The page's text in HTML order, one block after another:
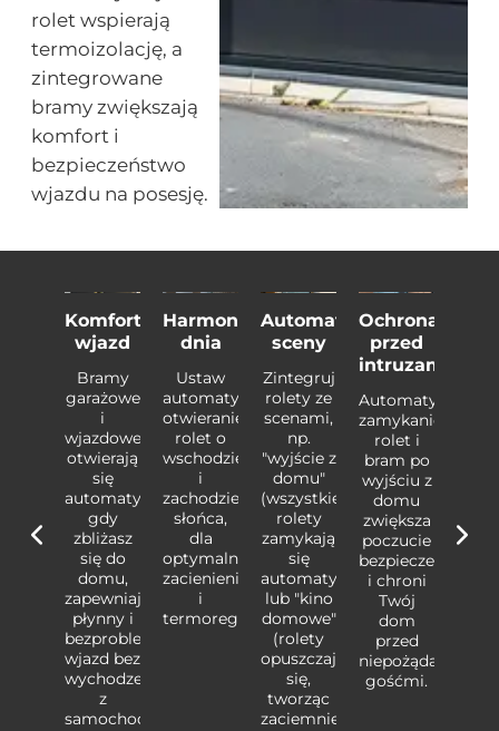
rolet wspierają
termoizolację, a
zintegrowane
bramy zwiększają
komfort i
bezpieczeństwo
wjazdu na posesję.
Komfortowy
wjazd
Bramy
garażowe
i
wjazdowe
otwierają
się
automatycznie,
gdy
zbliżasz
się do
domu,
zapewniając
płynny i
bezproblemowy
wjazd bez
wychodzenia
z
samochodu.
Harmonogram
dnia
Ustaw
automatyczne
otwieranie/zamykanie
rolet o
wschodzie
i
zachodzie
słońca,
dla
optymalnego
zacienienia
i
termoregulacji.
Automatyczne
sceny
Zintegruj
rolety ze
scenami,
np.
"wyjście z
domu"
(wszystkie
rolety
zamykają
się
automatycznie)
lub "kino
domowe"
(rolety
opuszczają
się,
tworząc
zaciemnienie).
Ochrona
przed
intruzami
Automatyczne
zamykanie
rolet i
bram po
wyjściu z
domu
zwiększa
poczucie
bezpieczeństwa
i chroni
Twój
dom
przed
niepożądanymi
gośćmi.